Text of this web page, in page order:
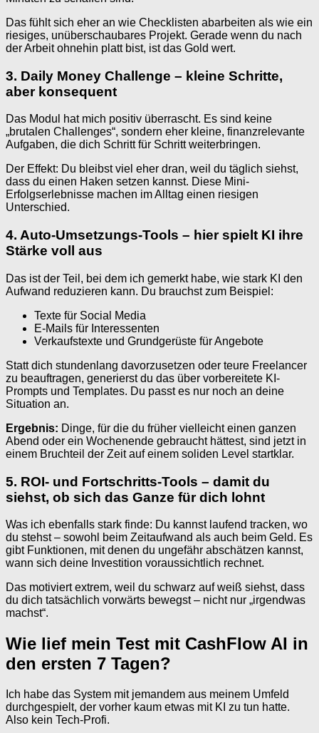
Das fühlt sich eher an wie Checklisten abarbeiten als wie ein
riesiges, unüberschaubares Projekt. Gerade wenn du nach
der Arbeit ohnehin platt bist, ist das Gold wert.
3. Daily Money Challenge – kleine Schritte,
aber konsequent
Das Modul hat mich positiv überrascht. Es sind keine
„brutalen Challenges“, sondern eher kleine, finanzrelevante
Aufgaben, die dich Schritt für Schritt weiterbringen.
Der Effekt: Du bleibst viel eher dran, weil du täglich siehst,
dass du einen Haken setzen kannst. Diese Mini-
Erfolgserlebnisse machen im Alltag einen riesigen
Unterschied.
4. Auto-Umsetzungs-Tools – hier spielt KI ihre
Stärke voll aus
Das ist der Teil, bei dem ich gemerkt habe, wie stark KI den
Aufwand reduzieren kann. Du brauchst zum Beispiel:
Texte für Social Media
E-Mails für Interessenten
Verkaufstexte und Grundgerüste für Angebote
Statt dich stundenlang davorzusetzen oder teure Freelancer
zu beauftragen, generierst du das über vorbereitete KI-
Prompts und Templates. Du passt es nur noch an deine
Situation an.
Ergebnis: Dinge, für die du früher vielleicht einen ganzen
Abend oder ein Wochenende gebraucht hättest, sind jetzt in
einem Bruchteil der Zeit auf einem soliden Level startklar.
5. ROI- und Fortschritts-Tools – damit du
siehst, ob sich das Ganze für dich lohnt
Was ich ebenfalls stark finde: Du kannst laufend tracken, wo
du stehst – sowohl beim Zeitaufwand als auch beim Geld. Es
gibt Funktionen, mit denen du ungefähr abschätzen kannst,
wann sich deine Investition voraussichtlich rechnet.
Das motiviert extrem, weil du schwarz auf weiß siehst, dass
du dich tatsächlich vorwärts bewegst – nicht nur „irgendwas
machst“.
Wie lief mein Test mit CashFlow AI in
den ersten 7 Tagen?
Ich habe das System mit jemandem aus meinem Umfeld
durchgespielt, der vorher kaum etwas mit KI zu tun hatte.
Also kein Tech-Profi.